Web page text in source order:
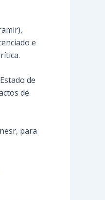
e
de
de
para